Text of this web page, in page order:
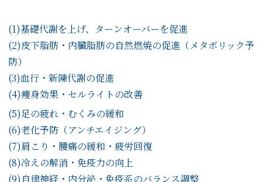
(1)基礎代謝を上げ、ターンオーバーを促進
(2)皮下脂肪・内臓脂肪の自然燃焼の促進（メタボリック予
防）
(3)血行・新陳代謝の促進
(4)痩身効果・セルライトの改善
(5)足の疲れ・むくみの緩和
(6)老化予防（アンチエイジング）
(7)肩こり・腰痛の緩和・疲労回復
(8)冷えの解消・免疫力の向上
(9)自律神経・内分泌・免疫系のバランス調整